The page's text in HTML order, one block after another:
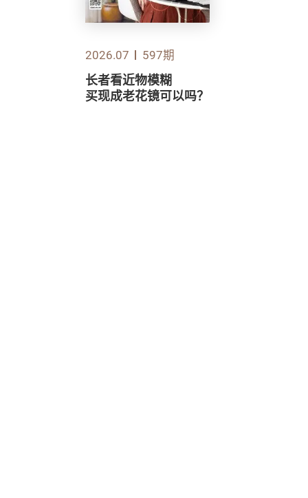
2026.07 597期
长者看近物模糊
买现成老花镜可以吗？